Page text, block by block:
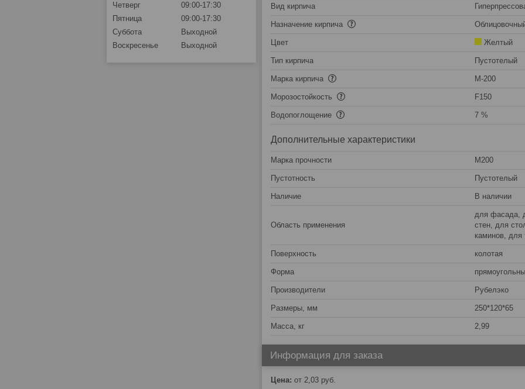
Вид кирпича
Назначение кирпича
Цвет Желтый
Тип кирпича Пустотелый
Марка кирпича М-200
Морозостойкость F150
Водопоглощение 7 %
Дополнительные характеристики
Марка прочности М200
Пустотность Пустотелый
Наличие В наличии
Область применения
для фасада,
стен, для
каминов,
Поверхность колотая
Форма
Производители Рубелэко
Размеры, мм 250*120*65
Масса, кг 2,99
Информация для заказа
Цена: от 2,03 руб.
Четверг
09:00-17:30
Пятница
09:00-17:30
Суббота
Выходной
Воскресенье
Выходной